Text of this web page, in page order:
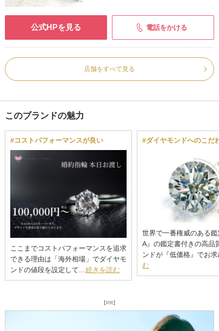
公式HPを見る 電話をかける
店舗をすべて見る
このブランドの魅力
#コストパフォーマンスが良い
ここまでコストパフォーマンスを追求
できる理由は「海外相場」でダイヤモ
ンドの値段を設定して… 続きを読む
#ダイヤモンドへのこだ
世界で一番権威のある
A』の鑑定書付きの高品
ンドが『低価格』でお
む
【PR】